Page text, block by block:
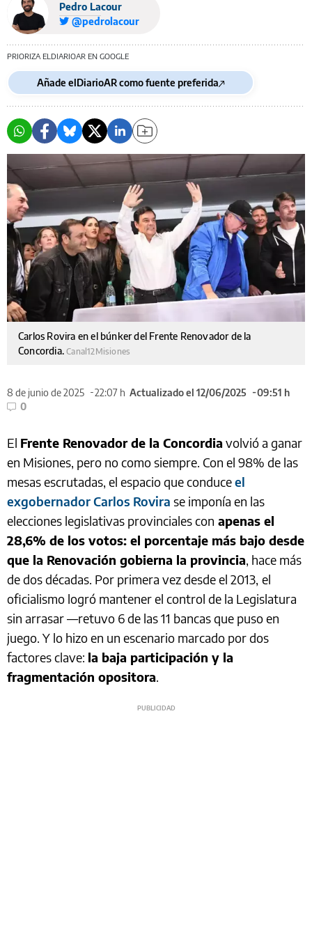
Pedro Lacour
@pedrolacour
PRIORIZA ELDIARIOAR EN GOOGLE
Añade elDiarioAR como fuente preferida
Carlos Rovira en el búnker del Frente Renovador de la
Concordia.Canal12Misiones
8 de junio de 2025 22:07 h Actualizado el 12/06/2025
09:51 h
0
El Frente Renovador de la Concordia volvió a ganar
en Misiones, pero no como siempre. Con el 98% de las
mesas escrutadas, el espacio que conduceel
exgobernador Carlos Rovira se imponía en las
elecciones legislativas provinciales con apenas el
28,6% de los votos: el porcentaje más bajo desde
que la Renovación gobierna la provincia, hace más
de dos décadas. Por primera vez desde el 2013, el
oficialismo logró mantener el control de la Legislatura
sin arrasar —retuvo 6 de las 11 bancas que puso en
juego. Y lo hizo en un escenario marcado por dos
factores clave: la baja participación y la
fragmentación opositora.